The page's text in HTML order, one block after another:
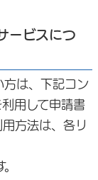
ービスにつ
は、下記コン
用して申請書
方法は、各リ